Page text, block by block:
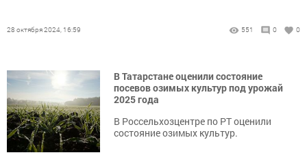
28 октября 2024, 16:59 551 0 0
В Татарстане оценили состояние
посевов озимых культур под урожай
2025 года
В Россельхозцентре по РТ оценили
состояние озимых культур.